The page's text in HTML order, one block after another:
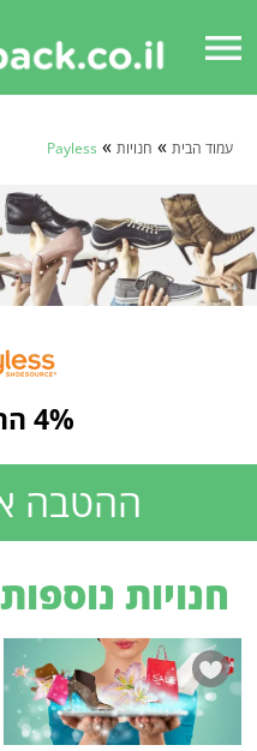
menu
עמוד הבית » חנויות »
Payless
4% החזר כספי
ההטבה
חנויות